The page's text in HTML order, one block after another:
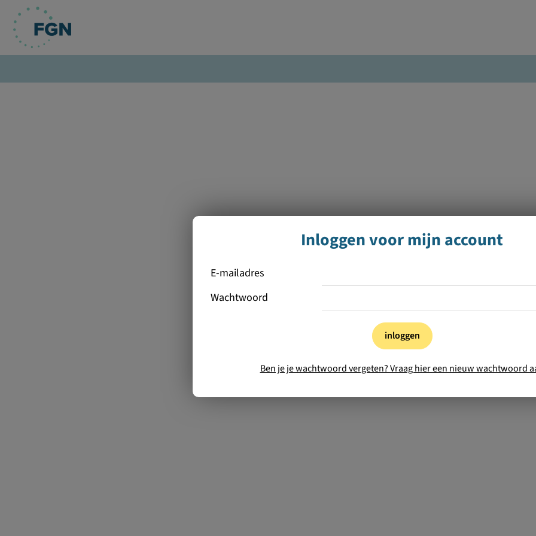
Inloggen voor mijn account
E-mailadres
Wachtwoord
inloggen
Ben je je wachtwoord vergeten? Vraag hier een nieuw wachtwoord